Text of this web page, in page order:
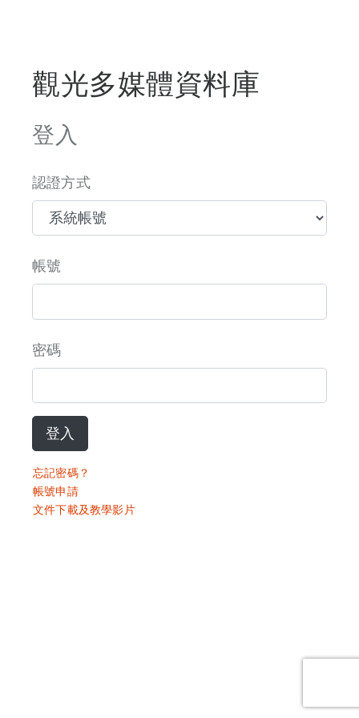
觀光多媒體資料庫
登入
認證方式
帳號
密碼
登入
忘記密碼？
帳號申請
文件下載及教學影片